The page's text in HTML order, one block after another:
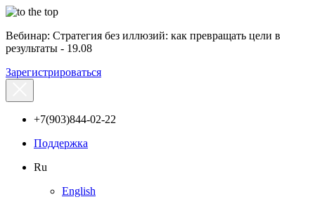
Вебинар: Стратегия без иллюзий: как превращать цели в
результаты - 19.08
Зарегистрироваться
+7(903)844-02-22
Поддержка
Ru
English